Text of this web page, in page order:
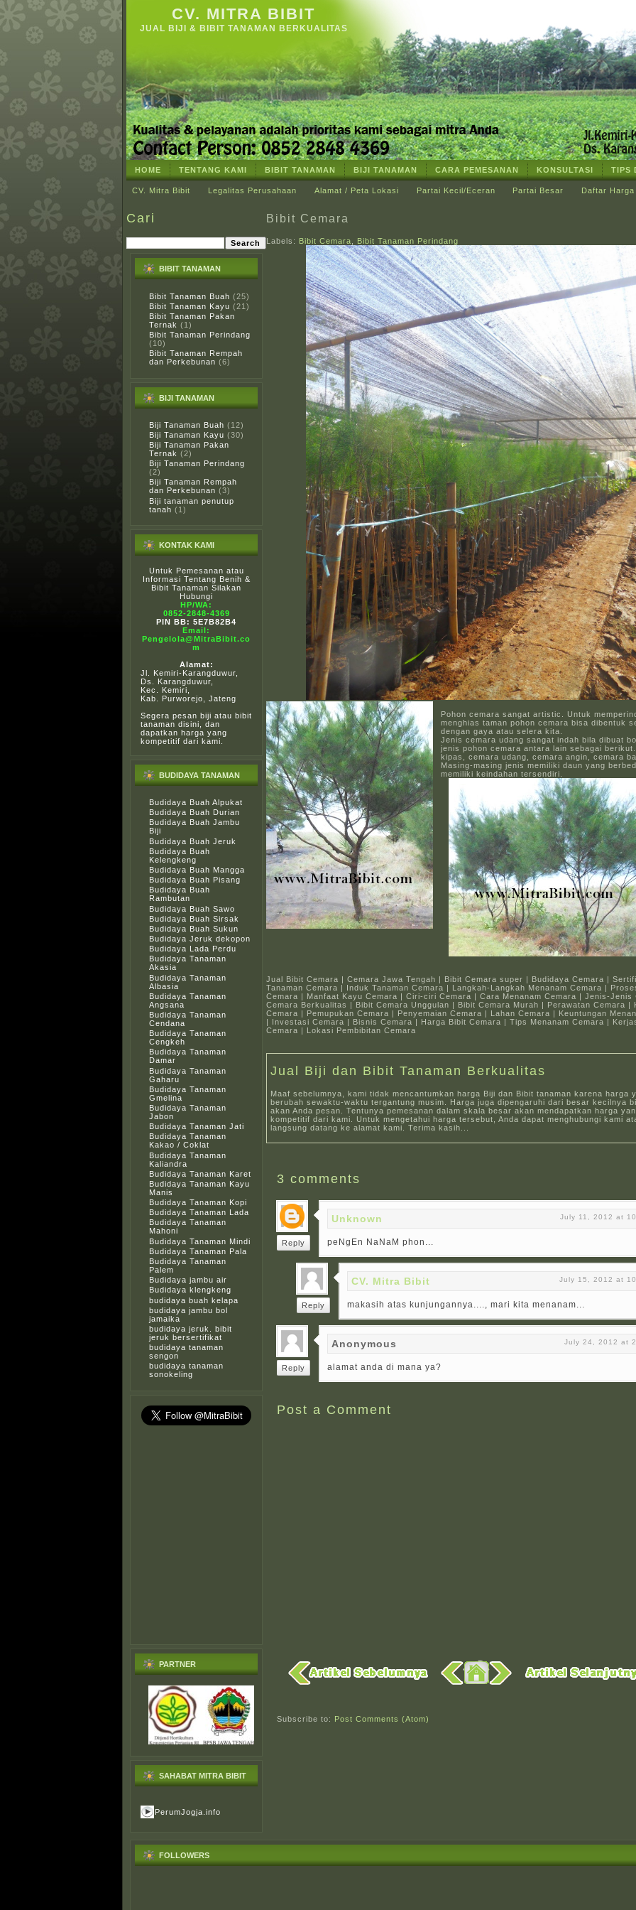
CV. MITRA BIBIT
JUAL BIJI & BIBIT TANAMAN BERKUALITAS
HOME TENTANG KAMI BIBIT TANAMAN BIJI TANAMAN CARA PEMESANAN KONSULTASI TIPS
CV. Mitra Bibit Legalitas Perusahaan Alamat / Peta Lokasi Partai Kecil/Eceran Partai Besar Daftar Harga
Cari
BIBIT TANAMAN
Bibit Tanaman Buah (25)
Bibit Tanaman Kayu (21)
Bibit Tanaman Pakan
Ternak (1)
Bibit Tanaman Perindang
(10)
Bibit Tanaman Rempah
dan Perkebunan (6)
BIJI TANAMAN
Biji Tanaman Buah (12)
Biji Tanaman Kayu (30)
Biji Tanaman Pakan
Ternak (2)
Biji Tanaman Perindang
(2)
Biji Tanaman Rempah
dan Perkebunan (3)
Biji tanaman penutup
tanah (1)
KONTAK KAMI
Untuk Pemesanan atau
Informasi Tentang Benih &
Bibit Tanaman Silakan
Hubungi
HP/WA:
0852-2848-4369
PIN BB: 5E7B82B4
Email:
Pengelola@MitraBibit.co
m
Alamat:
Jl. Kemiri-Karangduwur,
Ds. Karangduwur,
Kec. Kemiri,
Kab. Purworejo, Jateng
Segera pesan biji atau bibit
tanaman disini, dan
dapatkan harga yang
kompetitif dari kami.
BUDIDAYA TANAMAN
Budidaya Buah Alpukat
Budidaya Buah Durian
Budidaya Buah Jambu
Biji
Budidaya Buah Jeruk
Budidaya Buah
Kelengkeng
Budidaya Buah Mangga
Budidaya Buah Pisang
Budidaya Buah
Rambutan
Budidaya Buah Sawo
Budidaya Buah Sirsak
Budidaya Buah Sukun
Budidaya Jeruk dekopon
Budidaya Lada Perdu
Budidaya Tanaman
Akasia
Budidaya Tanaman
Albasia
Budidaya Tanaman
Angsana
Budidaya Tanaman
Cendana
Budidaya Tanaman
Cengkeh
Budidaya Tanaman
Damar
Budidaya Tanaman
Gaharu
Budidaya Tanaman
Gmelina
Budidaya Tanaman
Jabon
Budidaya Tanaman Jati
Budidaya Tanaman
Kakao / Coklat
Budidaya Tanaman
Kaliandra
Budidaya Tanaman Karet
Budidaya Tanaman Kayu
Manis
Budidaya Tanaman Kopi
Budidaya Tanaman Lada
Budidaya Tanaman
Mahoni
Budidaya Tanaman Mindi
Budidaya Tanaman Pala
Budidaya Tanaman
Palem
Budidaya jambu air
Budidaya klengkeng
budidaya buah kelapa
budidaya jambu bol
jamaika
budidaya jeruk. bibit
jeruk bersertifikat
budidaya tanaman
sengon
budidaya tanaman
sonokeling
PARTNER
SAHABAT MITRA BIBIT
PerumJogja.info
Bibit Cemara
Labels: Bibit Cemara Bibit Tanaman Perindang
Pohon cemara sangat artistic. Untuk
menghias taman pohon cemara bisa dibentuk
dengan gaya atau selera kita.
Jenis cemara udang sangat indah bila dibuat
jenis pohon cemara antara lain sebagai
kipas, cemara udang, cemara angin, cemara
Masing-masing jenis memiliki daun yang
memiliki keindahan tersendiri.
Jual Bibit Cemara | Cemara Jawa Tengah | Bibit Cemara super | Budidaya Cemara |
Tanaman Cemara | Induk Tanaman Cemara | Langkah-Langkah Menanam Cemara |
Cemara | Manfaat Kayu Cemara | Ciri-ciri Cemara | Cara Menanam Cemara | Jenis-Jenis
Cemara Berkualitas | Bibit Cemara Unggulan | Bibit Cemara Murah | Perawatan Cemara |
Cemara | Pemupukan Cemara | Penyemaian Cemara | Lahan Cemara | Keuntungan
| Investasi Cemara | Bisnis Cemara | Harga Bibit Cemara | Tips Menanam Cemara |
Cemara | Lokasi Pembibitan Cemara
Jual Biji dan Bibit Tanaman Berkualitas
Maaf sebelumnya, kami tidak mencantumkan harga Biji dan Bibit tanaman karena harga
berubah sewaktu-waktu tergantung musim. Harga juga dipengaruhi dari besar kecilnya
akan Anda pesan. Tentunya pemesanan dalam skala besar akan mendapatkan harga
kompetitif dari kami. Untuk mengetahui harga tersebut, Anda dapat menghubungi kami
langsung datang ke alamat kami. Terima kasih...
3 comments
Reply
Unknown July 11, 2012 at
peNgEn NaNaM phon...
Reply
CV. Mitra Bibit July 15, 2012 at
makasih atas kunjungannya...., mari kita menanam...
Reply
Anonymous July 24, 2012 at
alamat anda di mana ya?
Post a Comment
Subscribe to: Post Comments (Atom)
FOLLOWERS